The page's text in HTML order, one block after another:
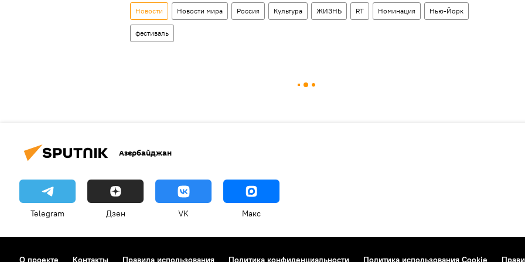
Новости Новости мира Россия Культура ЖИЗНЬ RT Номинация Нью-Йорк
фестиваль
Азербайджан
Telegram Дзен VK Макс
О проекте Контакты Правила использования Политика конфиденциальности Политика использования Cookie